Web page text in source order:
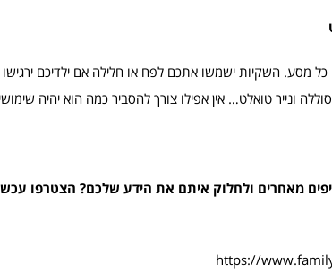
מסע. השקיות ישמשו אתכם לפח או חלילה אם ילדיכם
ונייר טואלט… אין אפילו צורך להסביר כמה הוא יהיה
מאחרים ולחלוק איתם את הידע שלכם? הצטרפו